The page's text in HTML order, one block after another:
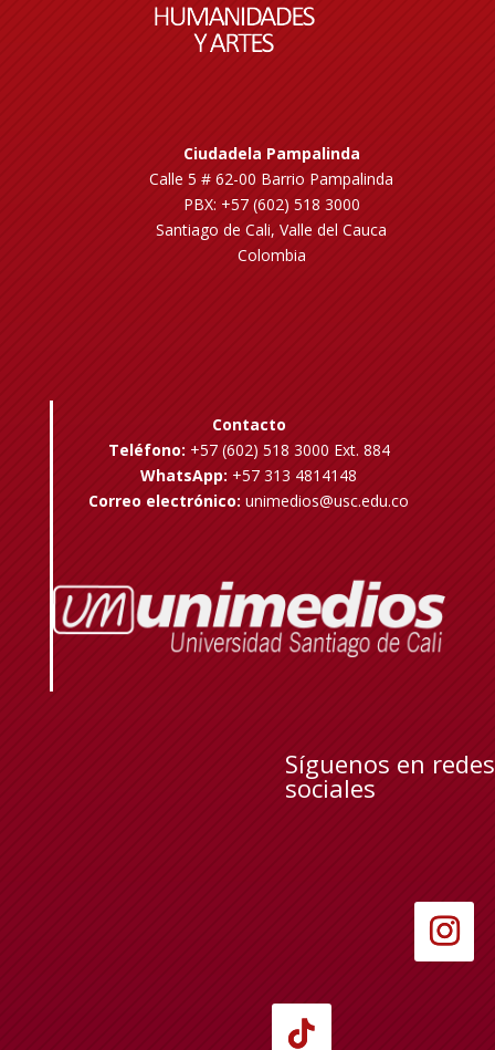
Ciudadela Pampalinda
Calle 5 # 62-00 Barrio Pampalinda
PBX: +57 (602) 518 3000
Santiago de Cali, Valle del Cauca
Colombia
Contacto
Teléfono: +57 (602) 518 3000 Ext. 884
WhatsApp: +57 313 4814148
Correo electrónico: unimedios@usc.edu.co
Síguenos en redes
sociales